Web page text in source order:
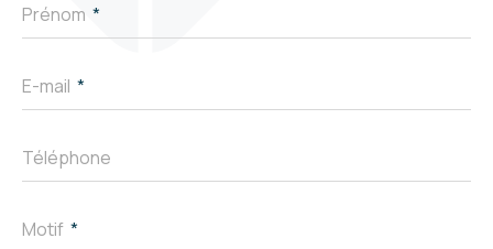
Prénom
E-mail
Téléphone
Motif